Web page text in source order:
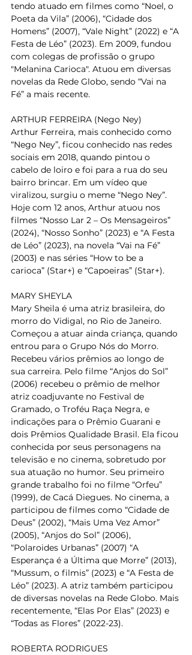
tendo atuado em filmes como “Noel, o
Poeta da Vila” (2006), “Cidade dos
Homens” (2007), “Vale Night” (2022) e “A
Festa de Léo” (2023). Em 2009, fundou
com colegas de profissão o grupo
"Melanina Carioca". Atuou em diversas
novelas da Rede Globo, sendo “Vai na
Fé” a mais recente.
ARTHUR FERREIRA (Nego Ney)
Arthur Ferreira, mais conhecido como
“Nego Ney”, ficou conhecido nas redes
sociais em 2018, quando pintou o
cabelo de loiro e foi para a rua do seu
bairro brincar. Em um vídeo que
viralizou, surgiu o meme “Nego Ney”.
Hoje com 12 anos, Arthur atuou nos
filmes “Nosso Lar 2 – Os Mensageiros”
(2024), “Nosso Sonho” (2023) e “A Festa
de Léo” (2023), na novela “Vai na Fé”
(2003) e nas séries “How to be a
carioca” (Star+) e “Capoeiras” (Star+).
MARY SHEYLA
Mary Sheila é uma atriz brasileira, do
morro do Vidigal, no Rio de Janeiro.
Começou a atuar ainda criança, quando
entrou para o Grupo Nós do Morro.
Recebeu vários prêmios ao longo de
sua carreira. Pelo filme “Anjos do Sol”
(2006) recebeu o prêmio de melhor
atriz coadjuvante no Festival de
Gramado, o Troféu Raça Negra, e
indicações para o Prêmio Guarani e
dois Prêmios Qualidade Brasil. Ela ficou
conhecida por seus personagens na
televisão e no cinema, sobretudo por
sua atuação no humor. Seu primeiro
grande trabalho foi no filme “Orfeu”
(1999), de Cacá Diegues. No cinema, a
participou de filmes como “Cidade de
Deus” (2002), “Mais Uma Vez Amor”
(2005), “Anjos do Sol” (2006),
“Polaroides Urbanas” (2007) “A
Esperança é a Última que Morre” (2013),
“Mussum, o filmis” (2023) e “A Festa de
Léo” (2023). A atriz também participou
de diversas novelas na Rede Globo. Mais
recentemente, “Elas Por Elas” (2023) e
“Todas as Flores” (2022-23).
ROBERTA RODRIGUES